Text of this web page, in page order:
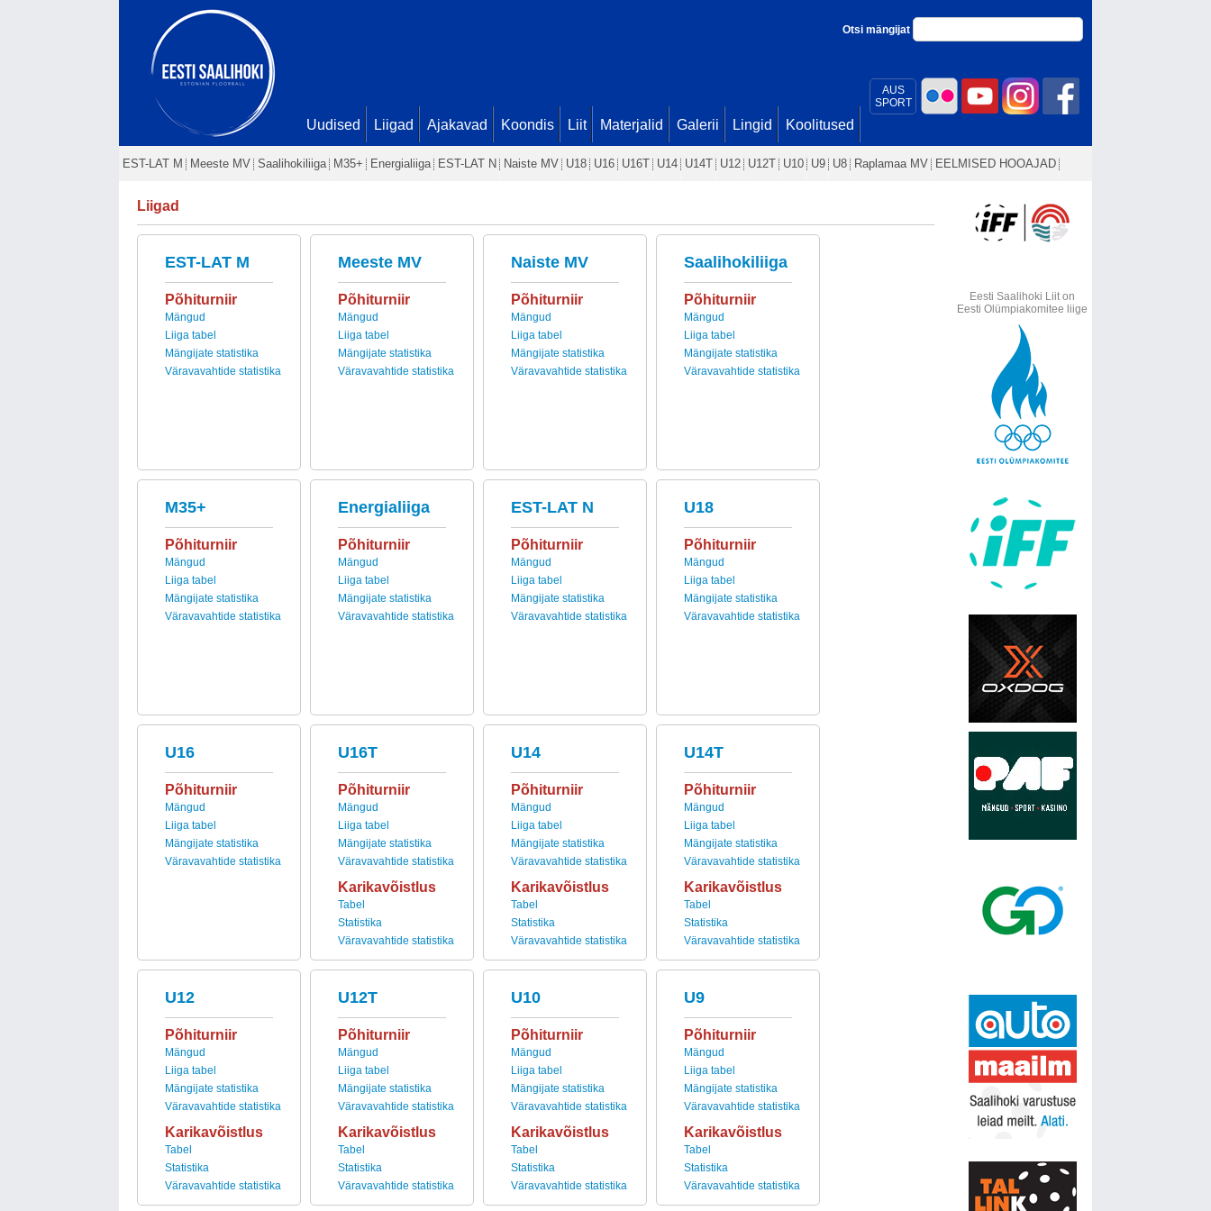
AUS
SPORT
Otsi mängijat
Uudised Liigad Ajakavad Koondis Liit Materjalid Galerii Lingid Koolitused
EST-LAT M Meeste MV Saalihokiliiga M35+ Energialiiga EST-LAT N Naiste MV U18 U16 U16T U14 U14T U12 U12T U10 U9 U8 Raplamaa MV EELMISED HOOAJAD
Liigad
EST-LAT M
Põhiturniir
Mängud
Liiga tabel
Mängijate statistika
Väravavahtide statistika
Meeste MV
Põhiturniir
Mängud
Liiga tabel
Mängijate statistika
Väravavahtide statistika
Naiste MV
Põhiturniir
Mängud
Liiga tabel
Mängijate statistika
Väravavahtide statistika
Saalihokiliiga
Põhiturniir
Mängud
Liiga tabel
Mängijate statistika
Väravavahtide statistika
M35+
Põhiturniir
Mängud
Liiga tabel
Mängijate statistika
Väravavahtide statistika
Energialiiga
Põhiturniir
Mängud
Liiga tabel
Mängijate statistika
Väravavahtide statistika
EST-LAT N
Põhiturniir
Mängud
Liiga tabel
Mängijate statistika
Väravavahtide statistika
U18
Põhiturniir
Mängud
Liiga tabel
Mängijate statistika
Väravavahtide statistika
U16
Põhiturniir
Mängud
Liiga tabel
Mängijate statistika
Väravavahtide statistika
U16T
Põhiturniir
Mängud
Liiga tabel
Mängijate statistika
Väravavahtide statistika
Karikavõistlus
Tabel
Statistika
Väravavahtide statistika
U14
Põhiturniir
Mängud
Liiga tabel
Mängijate statistika
Väravavahtide statistika
Karikavõistlus
Tabel
Statistika
Väravavahtide statistika
U14T
Põhiturniir
Mängud
Liiga tabel
Mängijate statistika
Väravavahtide statistika
Karikavõistlus
Tabel
Statistika
Väravavahtide statistika
U12
Põhiturniir
Mängud
Liiga tabel
Mängijate statistika
Väravavahtide statistika
Karikavõistlus
Tabel
Statistika
Väravavahtide statistika
U12T
Põhiturniir
Mängud
Liiga tabel
Mängijate statistika
Väravavahtide statistika
Karikavõistlus
Tabel
Statistika
Väravavahtide statistika
U10
Põhiturniir
Mängud
Liiga tabel
Mängijate statistika
Väravavahtide statistika
Karikavõistlus
Tabel
Statistika
Väravavahtide statistika
U9
Põhiturniir
Mängud
Liiga tabel
Mängijate statistika
Väravavahtide statistika
Karikavõistlus
Tabel
Statistika
Väravavahtide statistika
Eesti Saalihoki Liit on
Eesti Olümpiakomitee liige